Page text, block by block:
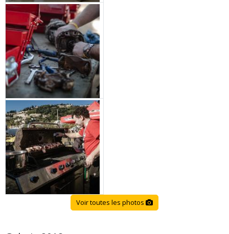
Voir toutes les photos